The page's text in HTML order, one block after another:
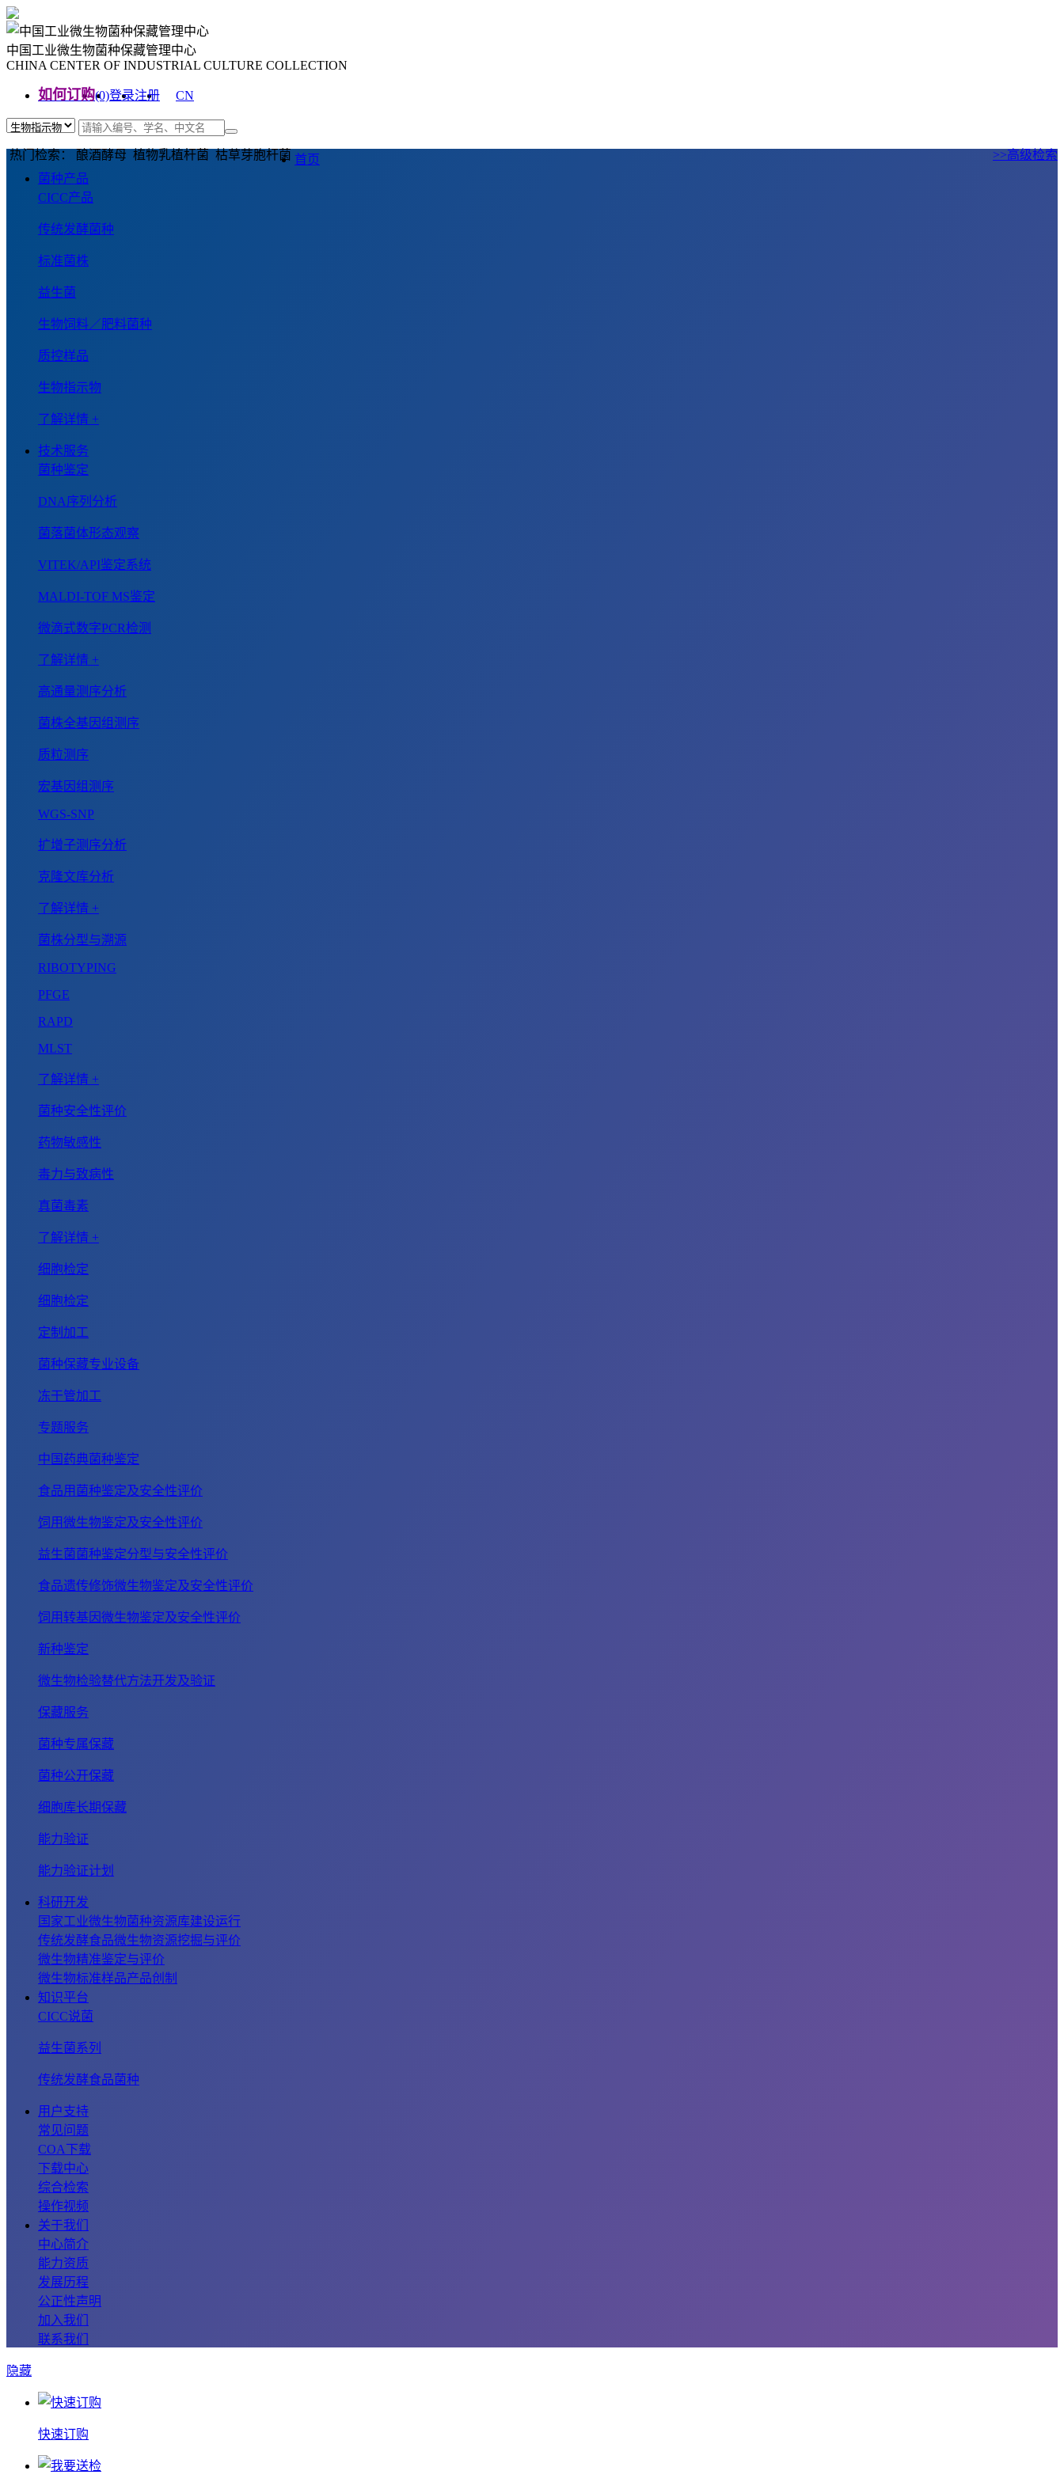
中国工业微生物菌种保藏管理中心
CHINA CENTER OF INDUSTRIAL CULTURE COLLECTION
如何订购(0)登录注册
CN
热门检索： 酿酒酵母 植物乳植杆菌 枯草芽胞杆菌 >>高级检索
首页
菌种产品
CICC产品
传统发酵菌种
标准菌株
益生菌
生物饲料／肥料菌种
质控样品
生物指示物
了解详情 +
技术服务
菌种鉴定
DNA序列分析
菌落菌体形态观察
VITEK/API鉴定系统
MALDI-TOF MS鉴定
微滴式数字PCR检测
了解详情 +
高通量测序分析
菌株全基因组测序
质粒测序
宏基因组测序
WGS-SNP
扩增子测序分析
克隆文库分析
了解详情 +
菌株分型与溯源
RIBOTYPING
PFGE
RAPD
MLST
了解详情 +
菌种安全性评价
药物敏感性
毒力与致病性
真菌毒素
了解详情 +
细胞检定
细胞检定
定制加工
菌种保藏专业设备
冻干管加工
专题服务
中国药典菌种鉴定
食品用菌种鉴定及安全性评价
饲用微生物鉴定及安全性评价
益生菌菌种鉴定分型与安全性评价
食品遗传修饰微生物鉴定及安全性评价
饲用转基因微生物鉴定及安全性评价
新种鉴定
微生物检验替代方法开发及验证
保藏服务
菌种专属保藏
菌种公开保藏
细胞库长期保藏
能力验证
能力验证计划
科研开发
国家工业微生物菌种资源库建设运行
传统发酵食品微生物资源挖掘与评价
微生物精准鉴定与评价
微生物标准样品产品创制
知识平台
CICC说菌
益生菌系列
传统发酵食品菌种
用户支持
常见问题
COA下载
下载中心
综合检索
操作视频
关于我们
中心简介
能力资质
发展历程
公正性声明
加入我们
联系我们
隐藏
快速订购